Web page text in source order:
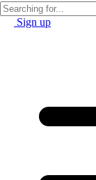
Sign up